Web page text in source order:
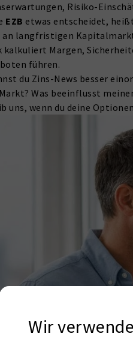
Risiko-
EZB etwas entscheidet,
langfristigen
kalkuliert Margen,
führen.
du Zins-News besser
Was beeinflusst
uns, wenn du deine
Wir